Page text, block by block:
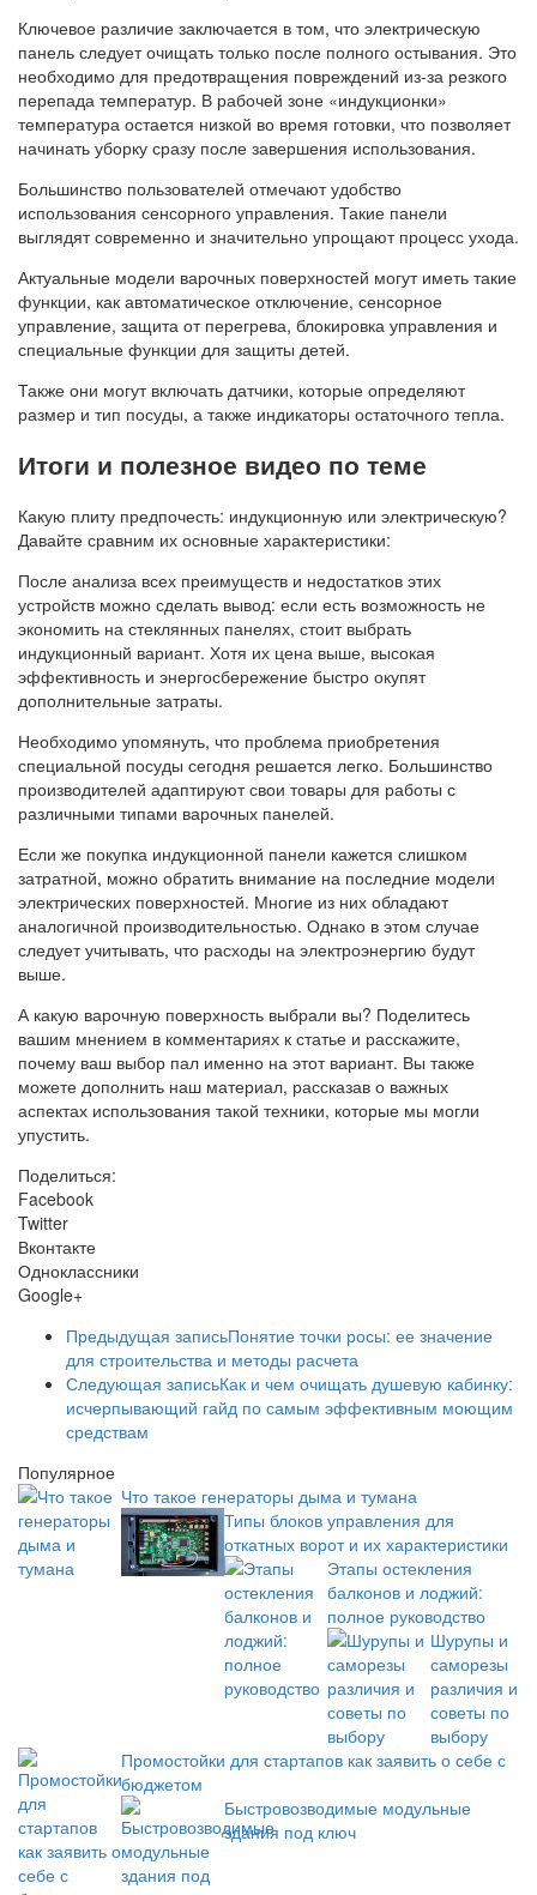
Ключевое различие заключается в том, что электрическую
панель следует очищать только после полного остывания. Это
необходимо для предотвращения повреждений из-за резкого
перепада температур. В рабочей зоне «индукционки»
температура остается низкой во время готовки, что позволяет
начинать уборку сразу после завершения использования.
Большинство пользователей отмечают удобство
использования сенсорного управления. Такие панели
выглядят современно и значительно упрощают процесс ухода.
Актуальные модели варочных поверхностей могут иметь такие
функции, как автоматическое отключение, сенсорное
управление, защита от перегрева, блокировка управления и
специальные функции для защиты детей.
Также они могут включать датчики, которые определяют
размер и тип посуды, а также индикаторы остаточного тепла.
Итоги и полезное видео по теме
Какую плиту предпочесть: индукционную или электрическую?
Давайте сравним их основные характеристики:
После анализа всех преимуществ и недостатков этих
устройств можно сделать вывод: если есть возможность не
экономить на стеклянных панелях, стоит выбрать
индукционный вариант. Хотя их цена выше, высокая
эффективность и энергосбережение быстро окупят
дополнительные затраты.
Необходимо упомянуть, что проблема приобретения
специальной посуды сегодня решается легко. Большинство
производителей адаптируют свои товары для работы с
различными типами варочных панелей.
Если же покупка индукционной панели кажется слишком
затратной, можно обратить внимание на последние модели
электрических поверхностей. Многие из них обладают
аналогичной производительностью. Однако в этом случае
следует учитывать, что расходы на электроэнергию будут
выше.
А какую варочную поверхность выбрали вы? Поделитесь
вашим мнением в комментариях к статье и расскажите,
почему ваш выбор пал именно на этот вариант. Вы также
можете дополнить наш материал, рассказав о важных
аспектах использования такой техники, которые мы могли
упустить.
Поделиться:
Facebook
Twitter
Вконтакте
Одноклассники
Google+
Предыдущая записьПонятие точки росы: ее значение
для строительства и методы расчета
Следующая записьКак и чем очищать душевую кабинку:
исчерпывающий гайд по самым эффективным моющим
средствам
Популярное
Что такое генераторы дыма и тумана
Типы блоков управления для
откатных ворот и их характеристики
Этапы остекления
балконов и лоджий:
полное руководство
Шурупы и
саморезы
различия и
советы по
выбору
Промостойки для стартапов как заявить о себе с
бюджетом
Быстровозводимые модульные
здания под ключ